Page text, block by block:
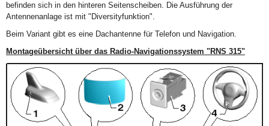
befinden sich in den hinteren Seitenscheiben. Die Ausführung der
Antennenanlage ist mit "Diversityfunktion".
Beim Variant gibt es eine Dachantenne für Telefon und Navigation.
Montageübersicht über das Radio-Navigationssystem "RNS 315"